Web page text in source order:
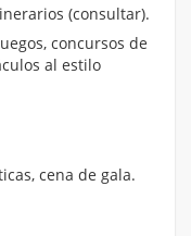
(consultar).
concursos de
al estilo
cena de gala.